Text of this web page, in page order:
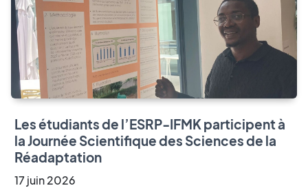
Les étudiants de l’ESRP-IFMK participent à
la Journée Scientifique des Sciences de la
Réadaptation
17juin2026